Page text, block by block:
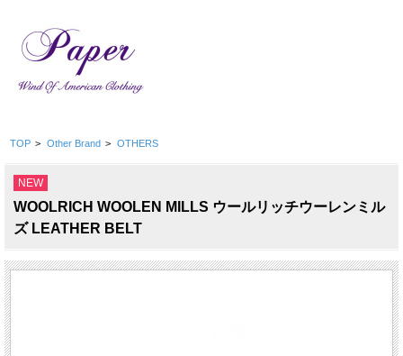
TOP > Other Brand > OTHERS
NEW
WOOLRICH WOOLEN MILLS ウールリッチウーレンミル
ズ LEATHER BELT